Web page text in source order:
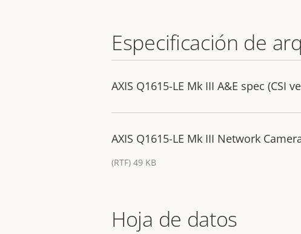
Especificación de
AXIS Q1615-LE Mk III A&E spec (CSI
AXIS Q1615-LE Mk III Network
(RTF) 49 KB
Hoja de datos